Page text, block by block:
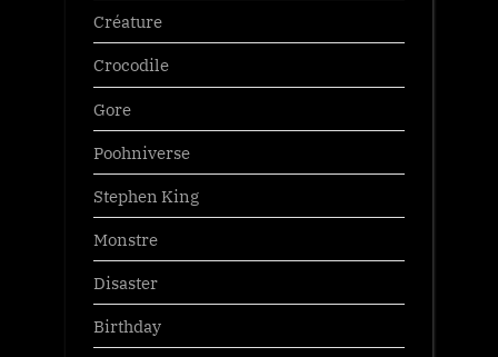
Créature
Crocodile
Gore
Poohniverse
Stephen King
Monstre
Disaster
Birthday